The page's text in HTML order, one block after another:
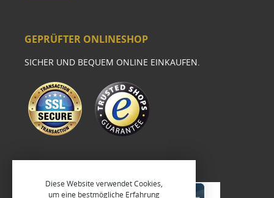
GEPRÜFTER ONLINESHOP
SICHER UND BEQUEM ONLINE EINKAUFEN.
Diese Website verwendet Cookies,
um eine bestmögliche Erfahrung